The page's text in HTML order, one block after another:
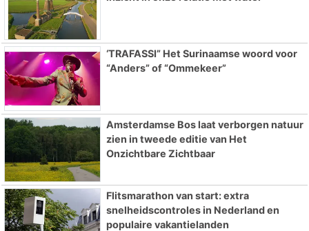
‘TRAFASSI” Het Surinaamse woord voor
“Anders” of “Ommekeer”
Amsterdamse Bos laat verborgen natuur
zien in tweede editie van Het
Onzichtbare Zichtbaar
Flitsmarathon van start: extra
snelheidscontroles in Nederland en
populaire vakantielanden